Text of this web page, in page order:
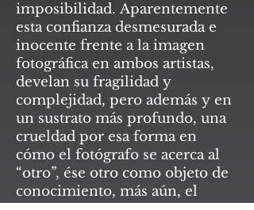
imposibilidad. Aparentemente
esta confianza desmesurada e
inocente frente a la imagen
fotográfica en ambos artistas,
develan su fragilidad y
complejidad, pero además y en
un sustrato más profundo, una
crueldad por esa forma en
cómo el fotógrafo se acerca al
“otro”, ése otro como objeto de
conocimiento, más aún, el